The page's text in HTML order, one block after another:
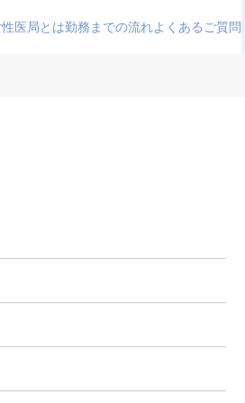
医局とは勤務までの流れよくあるご質問